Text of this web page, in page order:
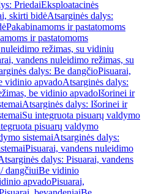
PriedaiEksploatacinės
skirti bidėAtsarginės dalys:
Pakabinamoms ir pastatomoms
ir pastatomoms
režimas, su vidiniu
vandens nuleidimo režimas, su
dalys: Be dangčioPisuarai,
vidinio apvadoAtsarginės dalys:
be vidinio apvadoIšorinei ir
Atsarginės dalys: Išorinei ir
Su integruota pisuarų valdymo
pisuarų valdymo
sistemaiAtsarginės dalys:
Pisuarai, vandens nuleidimo
dalys: Pisuarai, vandens
dangčiuiBe vidinio
apvadoPisuarai,